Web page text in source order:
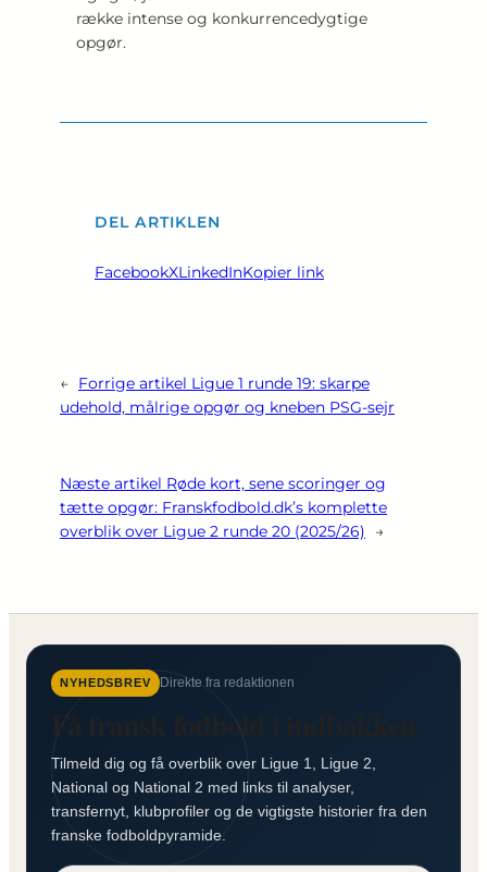
række intense og konkurrencedygtige
opgør.
DEL ARTIKLEN
FacebookXLinkedInKopier link
← Forrige artikel Ligue 1 runde 19: skarpe
udehold, målrige opgør og kneben PSG-sejr
Næste artikel Røde kort, sene scoringer og
tætte opgør: Franskfodbold.dk’s komplette
overblik over Ligue 2 runde 20 (2025/26)
→
NYHEDSBREV Direkte fra redaktionen
Få fransk fodbold i indbakken
Tilmeld dig og få overblik over Ligue 1, Ligue 2,
National og National 2 med links til analyser,
transfernyt, klubprofiler og de vigtigste historier fra den
franske fodboldpyramide.